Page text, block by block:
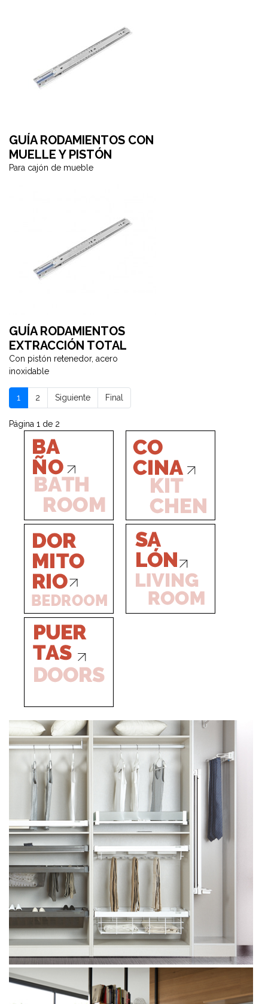
GUÍA RODAMIENTOS CON
MUELLE Y PISTÓN
Para cajón de mueble
GUÍA RODAMIENTOS
EXTRACCIÓN TOTAL
Con pistón retenedor, acero
inoxidable
1 2 Siguiente Final
Página 1 de 2